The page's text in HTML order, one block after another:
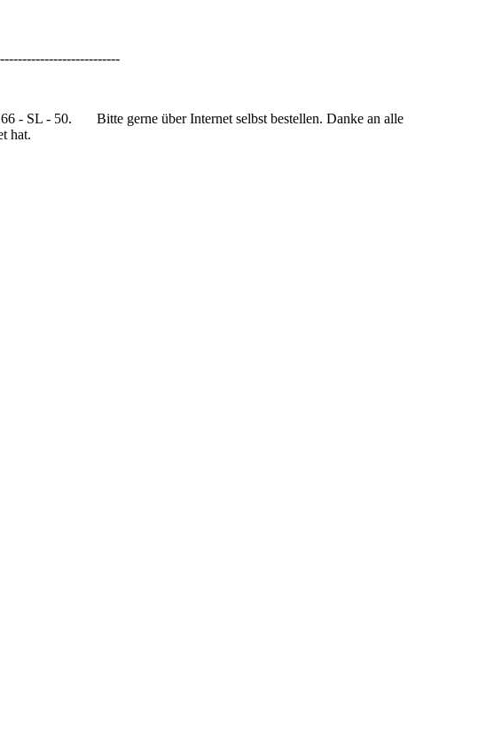
SL - 50. Bitte gerne über Internet selbst bestellen. Danke an alle
hat.